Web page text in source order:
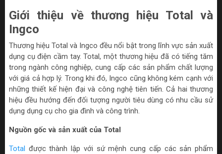
Giới thiệu về thương hiệu Total và
Ingco
Thương hiệu Total và Ingco đều nổi bật trong lĩnh vực sản xuất
dụng cụ điện cầm tay. Total, một thương hiệu đã có tiếng tăm
trong ngành công nghiệp, cung cấp các sản phẩm chất lượng
với giá cả hợp lý. Trong khi đó, Ingco cũng không kém cạnh với
những thiết kế hiện đại và công nghệ tiên tiến. Cả hai thương
hiệu đều hướng đến đối tượng người tiêu dùng có nhu cầu sử
dụng dụng cụ cho gia đình và công trình.
Nguồn gốc và sản xuất của Total
Total được thành lập với sứ mệnh cung cấp các sản phẩm